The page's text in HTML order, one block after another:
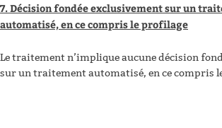
7. Décision fondée exclusivement sur un
automatisé, en ce compris le profilage
Le traitement n’implique aucune décision
sur un traitement automatisé, en ce compris